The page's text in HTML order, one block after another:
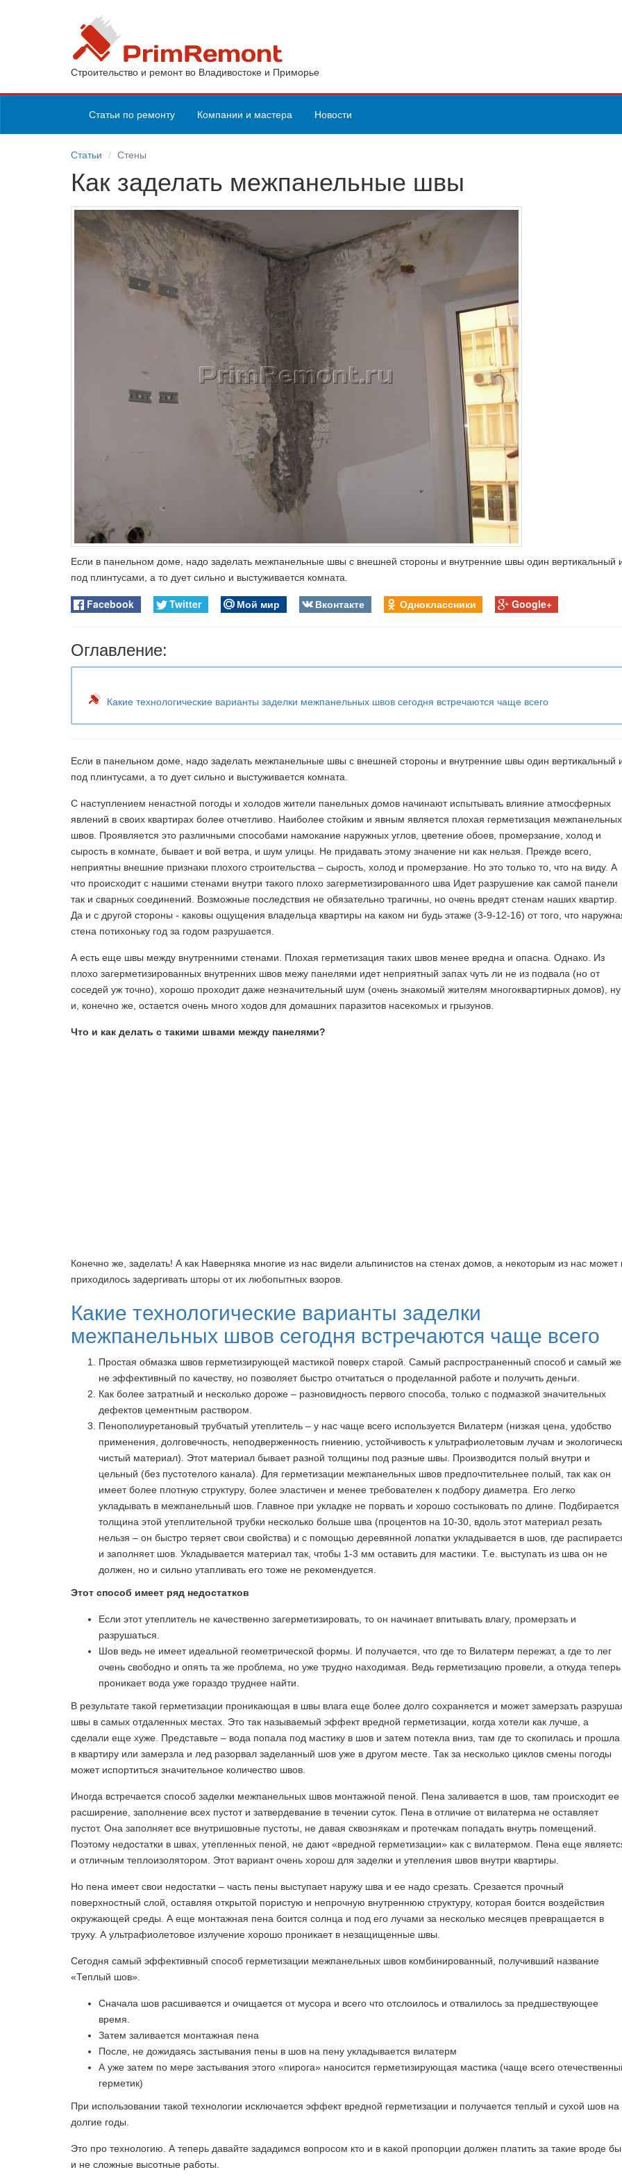
Строительство и ремонт во Владивостоке и Приморье
Статьи по ремонту Компании и мастера Новости
Статьи Стены
Как заделать межпанельные швы
Если в панельном доме, надо заделать межпанельные швы с внешней стороны и внутренние швы один вертикальный
под плинтусами, а то дует сильно и выстуживается комната.
Facebook Twitter Мой мир Вконтакте Одноклассники Google+
Оглавление:
Какие технологические варианты заделки межпанельных швов сегодня встречаются чаще всего
Если в панельном доме, надо заделать межпанельные швы с внешней стороны и внутренние швы один вертикальный
под плинтусами, а то дует сильно и выстуживается комната.
С наступлением ненастной погоды и холодов жители панельных домов начинают испытывать влияние атмосферных
явлений в своих квартирах более отчетливо. Наиболее стойким и явным является плохая герметизация межпанельных
швов. Проявляется это различными способами намокание наружных углов, цветение обоев, промерзание, холод и
сырость в комнате, бывает и вой ветра, и шум улицы. Не придавать этому значение ни как нельзя. Прежде всего,
неприятны внешние признаки плохого строительства – сырость, холод и промерзание. Но это только то, что на виду. А
что происходит с нашими стенами внутри такого плохо загерметизированного шва Идет разрушение как самой панели
так и сварных соединений. Возможные последствия не обязательно трагичны, но очень вредят стенам наших квартир.
Да и с другой стороны - каковы ощущения владельца квартиры на каком ни будь этаже (3-9-12-16) от того, что
стена потихоньку год за годом разрушается.
А есть еще швы между внутренними стенами. Плохая герметизация таких швов менее вредна и опасна. Однако. Из
плохо загерметизированных внутренних швов межу панелями идет неприятный запах чуть ли не из подвала (но от
соседей уж точно), хорошо проходит даже незначительный шум (очень знакомый жителям многоквартирных домов), ну
и, конечно же, остается очень много ходов для домашних паразитов насекомых и грызунов.
Что и как делать с такими швами между панелями?
Конечно же, заделать! А как Наверняка многие из нас видели альпинистов на стенах домов, а некоторым из нас может
приходилось задергивать шторы от их любопытных взоров.
Какие технологические варианты заделки
межпанельных швов сегодня встречаются чаще всего
Простая обмазка швов герметизирующей мастикой поверх старой. Самый распространенный способ и самый же
не эффективный по качеству, но позволяет быстро отчитаться о проделанной работе и получить деньги.
Как более затратный и несколько дороже – разновидность первого способа, только с подмазкой значительных
дефектов цементным раствором.
Пенополиуретановый трубчатый утеплитель – у нас чаще всего используется Вилатерм (низкая цена, удобство
применения, долговечность, неподверженность гниению, устойчивость к ультрафиолетовым лучам и
чистый материал). Этот материал бывает разной толщины под разные швы. Производится полый внутри и
цельный (без пустотелого канала). Для герметизации межпанельных швов предпочтительнее полый, так как он
имеет более плотную структуру, более эластичен и менее требователен к подбору диаметра. Его легко
укладывать в межпанельный шов. Главное при укладке не порвать и хорошо состыковать по длине. Подбирается
толщина этой утеплительной трубки несколько больше шва (процентов на 10-30, вдоль этот материал резать
нельзя – он быстро теряет свои свойства) и с помощью деревянной лопатки укладывается в шов, где
и заполняет шов. Укладывается материал так, чтобы 1-3 мм оставить для мастики. Т.е. выступать из шва он не
должен, но и сильно утапливать его тоже не рекомендуется.
Этот способ имеет ряд недостатков
Если этот утеплитель не качественно загерметизировать, то он начинает впитывать влагу, промерзать и
разрушаться.
Шов ведь не имеет идеальной геометрической формы. И получается, что где то Вилатерм пережат, а где то лег
очень свободно и опять та же проблема, но уже трудно находимая. Ведь герметизацию провели, а откуда теперь
проникает вода уже гораздо труднее найти.
В результате такой герметизации проникающая в швы влага еще более долго сохраняется и может замерзать
швы в самых отдаленных местах. Это так называемый эффект вредной герметизации, когда хотели как лучше, а
сделали еще хуже. Представьте – вода попала под мастику в шов и затем потекла вниз, там где то скопилась и прошла
в квартиру или замерзла и лед разорвал заделанный шов уже в другом месте. Так за несколько циклов смены погоды
может испортиться значительное количество швов.
Иногда встречается способ заделки межпанельных швов монтажной пеной. Пена заливается в шов, там происходит ее
расширение, заполнение всех пустот и затвердевание в течении суток. Пена в отличие от вилатерма не оставляет
пустот. Она заполняет все внутришовные пустоты, не давая сквознякам и протечкам попадать внутрь помещений.
Поэтому недостатки в швах, утепленных пеной, не дают «вредной герметизации» как с вилатермом. Пена еще
и отличным теплоизолятором. Этот вариант очень хорош для заделки и утепления швов внутри квартиры.
Но пена имеет свои недостатки – часть пены выступает наружу шва и ее надо срезать. Срезается прочный
поверхностный слой, оставляя открытой пористую и непрочную внутреннюю структуру, которая боится воздействия
окружающей среды. А еще монтажная пена боится солнца и под его лучами за несколько месяцев превращается в
труху. А ультрафиолетовое излучение хорошо проникает в незащищенные швы.
Сегодня самый эффективный способ герметизации межпанельных швов комбинированный, получивший название
«Теплый шов».
Сначала шов расшивается и очищается от мусора и всего что отслоилось и отвалилось за предшествующее
время.
Затем заливается монтажная пена
После, не дожидаясь застывания пены в шов на пену укладывается вилатерм
А уже затем по мере застывания этого «пирога» наносится герметизирующая мастика (чаще всего
герметик)
При использовании такой технологии исключается эффект вредной герметизации и получается теплый и сухой шов на
долгие годы.
Это про технологию. А теперь давайте зададимся вопросом кто и в какой пропорции должен платить за такие вроде бы
и не сложные высотные работы.